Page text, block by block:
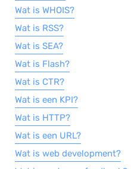
Wat is WHOIS?
Wat is RSS?
Wat is SEA?
Wat is Flash?
Wat is CTR?
Wat is een KPI?
Wat is HTTP?
Wat is een URL?
Wat is web development?